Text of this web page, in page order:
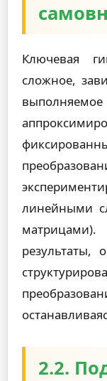
Ключевая
сложное,
линейными
результаты,
2.2.